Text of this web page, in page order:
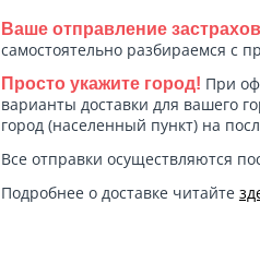
Ваше отправление
самостоятельно разбираемся с
Просто укажите город! При
варианты доставки для вашего
город (населенный пункт) на
Все отправки осуществляются
Подробнее о доставке читайте